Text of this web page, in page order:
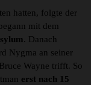
hatten, folgte der
mit dem
. Danach
Nygma an seiner
Wayne trifft. So
erst nach 15